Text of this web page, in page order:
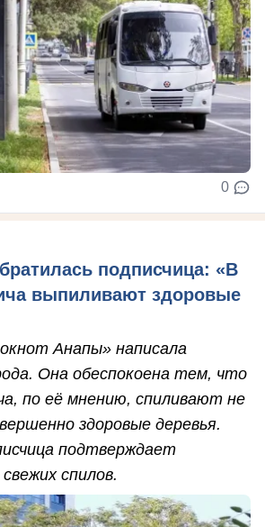
0
подписчица: «В
выпиливают здоровые
Анапы» написала
Она обеспокоена тем, что
по её мнению, спиливают не
здоровые деревья.
подтверждает
спилов.